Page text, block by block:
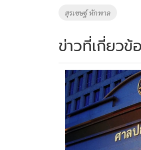
k
สุรเชษฐ์ หักพาล
ข่าวที่เกี่ยวข้